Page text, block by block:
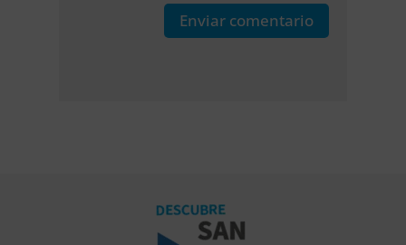
Enviar comentario